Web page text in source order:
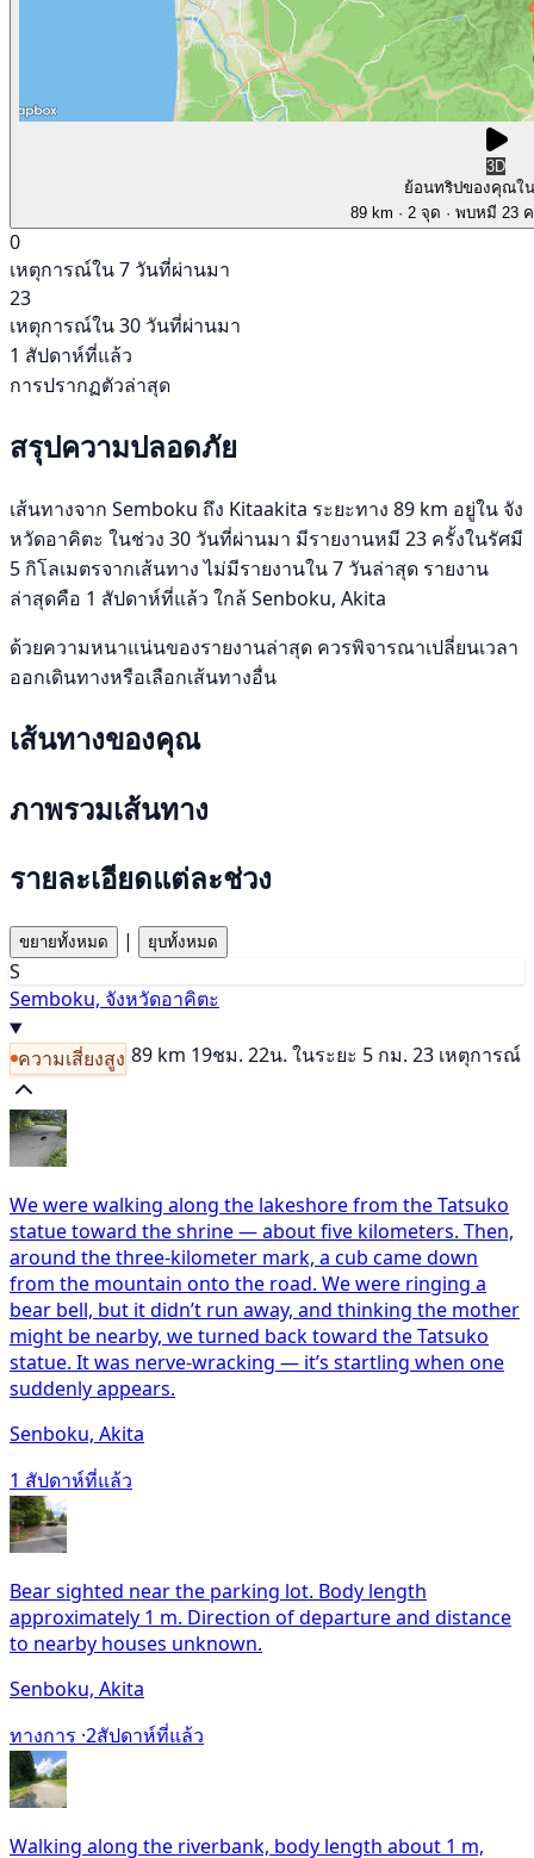
3D
ย้อนทริปของคุณใ
89 km · 2 จุด · พบหมี 23
0
เหตุการณ์ใน 7 วันที่ผ่านมา
23
เหตุการณ์ใน 30 วันที่ผ่านมา
1 สัปดาห์ที่แล้ว
การปรากฏตัวล่าสุด
สรุปความปลอดภัย
เส้นทางจาก Semboku ถึง Kitaakita ระยะทาง 89 km อยู่ใน จัง
หวัดอาคิตะ ในช่วง 30 วันที่ผ่านมา มีรายงานหมี 23 ครั้งในรัศมี
5 กิโลเมตรจากเส้นทาง ไม่มีรายงานใน 7 วันล่าสุด รายงาน
ล่าสุดคือ 1 สัปดาห์ที่แล้ว ใกล้ Senboku, Akita
ด้วยความหนาแน่นของรายงานล่าสุด ควรพิจารณาเปลี่ยนเวลา
ออกเดินทางหรือเลือกเส้นทางอื่น
เส้นทางของคุณ
ภาพรวมเส้นทาง
รายละเอียดแต่ละช่วง
ขยายทั้งหมด | ยุบทั้งหมด
S
Semboku, จังหวัดอาคิตะ
ความเสี่ยงสูง 89 km 19ชม. 22น. ในระยะ 5 กม. 23 เหตุการณ์
We were walking along the lakeshore from the Tatsuko
statue toward the shrine — about five kilometers. Then,
around the three-kilometer mark, a cub came down
from the mountain onto the road. We were ringing a
bear bell, but it didn’t run away, and thinking the mother
might be nearby, we turned back toward the Tatsuko
statue. It was nerve-wracking — it’s startling when one
suddenly appears.
Senboku, Akita
1 สัปดาห์ที่แล้ว
Bear sighted near the parking lot. Body length
approximately 1 m. Direction of departure and distance
to nearby houses unknown.
Senboku, Akita
ทางการ ·2สัปดาห์ที่แล้ว
Walking along the riverbank, body length about 1 m,